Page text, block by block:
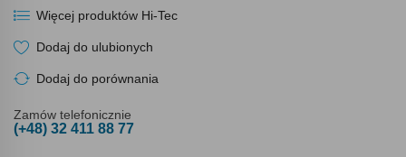
Więcej produktów Hi-Tec
Dodaj do ulubionych
Dodaj do porównania
Zamów telefonicznie
(+48) 32 411 88 77